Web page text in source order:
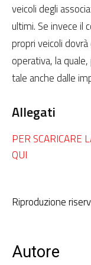
veicoli degli
ultimi. Se invece il
propri veicoli
operativa, la
tale anche dalle
Allegati
PER SCARICARE
QUI
Riproduzione
Autore